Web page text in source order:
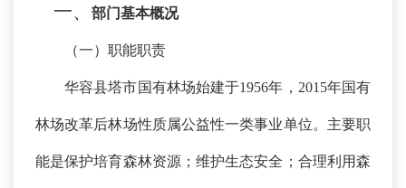
一、 部门基本概况
（一）职能职责
华容县塔市国有林场始建于1956年， 2015年国有
林场改革后林场性质属公益性一类事业单位。主要职
能是保护培育森林资源；维护生态安全；合理利用森